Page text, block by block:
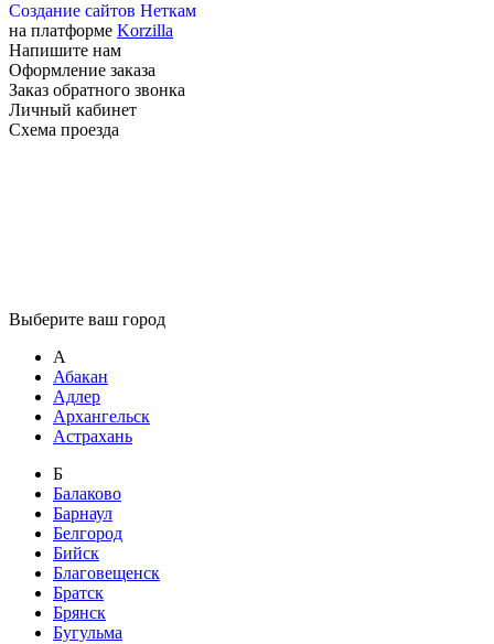
Создание сайтов Неткам
на платформе Korzilla
Напишите нам
Оформление заказа
Заказ обратного звонка
Личный кабинет
Схема проезда
Выберите ваш город
А
Абакан
Адлер
Архангельск
Астрахань
Б
Балаково
Барнаул
Белгород
Бийск
Благовещенск
Братск
Брянск
Бугульма